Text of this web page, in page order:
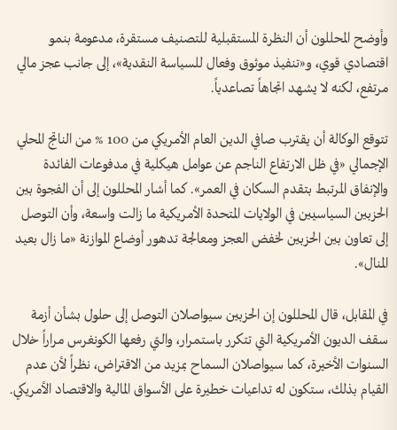
وأوضح المحللون أن النظرة المستقبلية للتصنيف مستقرة، مدعومة بنمو
اقتصادي قوي، و«تنفيذ موثوق وفعال للسياسة النقدية»، إلى جانب عجز مالي
مرتفع، لكنه لا يشهد اتجاهاً تصاعدياً.
تتوقع الوكالة أن يقترب صافي الدين العام الأمريكي من 100 % من الناتج المحلي
الإجمالي «في ظل الارتفاع الناجم عن عوامل هيكلية في مدفوعات الفائدة
والإنفاق المرتبط بتقدم السكان في العمر». كما أشار المحللون إلى أن الفجوة بين
الحزبين السياسيين في الولايات المتحدة الأمريكية ما زالت واسعة، وأن التوصل
إلى تعاون بين الحزبين لخفض العجز ومعالجة تدهور أوضاع الموازنة «ما زال بعيد
المنال».
في المقابل، قال المحللون إن الحزبين سيواصلان التوصل إلى حلول بشأن أزمة
سقف الديون الأمريكية التي تتكرر باستمرار، والتي رفعها الكونغرس مراراً خلال
السنوات الأخيرة، كما سيواصلان السماح بمزيد من الاقتراض، نظراً لأن عدم
القيام بذلك، ستكون له تداعيات خطيرة على الأسواق المالية والاقتصاد الأمريكي.